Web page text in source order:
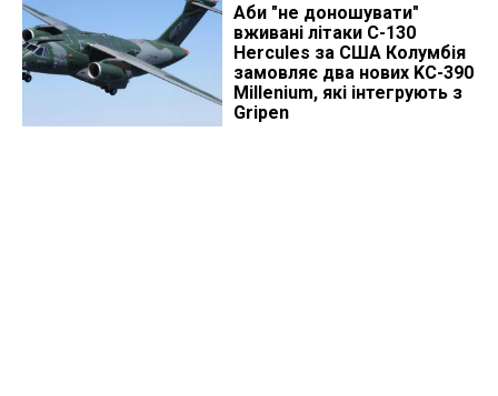
Аби "не доношувати"
вживані літаки C-130
Hercules за США Колумбія
замовляє два нових KC-390
Millenium, які інтегрують з
Gripen